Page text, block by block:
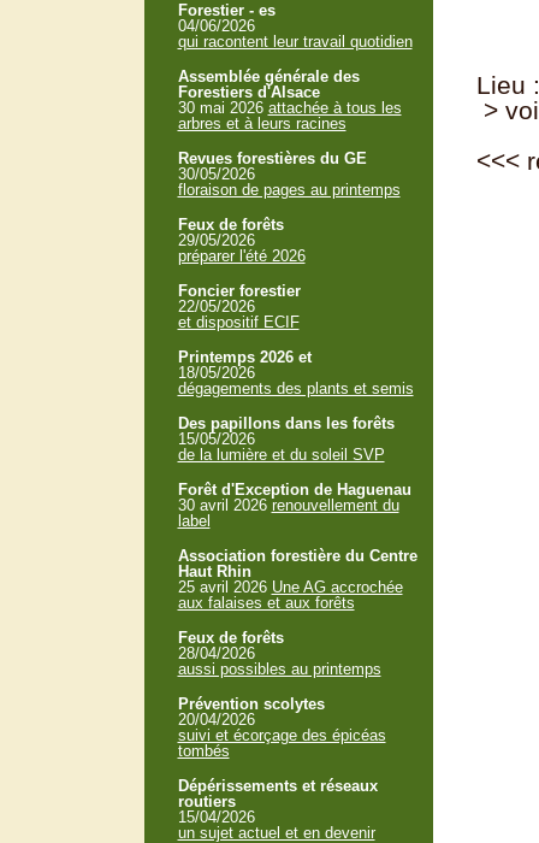
Lieu
>
<<<
Forestier - es
04/06/2026
qui racontent leur travail quotidien
Assemblée générale des
Forestiers d'Alsace
30 mai 2026 attachée à tous les
arbres et à leurs racines
Revues forestières du GE
30/05/2026
floraison de pages au printemps
Feux de forêts
29/05/2026
préparer l'été 2026
Foncier forestier
22/05/2026
et dispositif ECIF
Printemps 2026 et
18/05/2026
dégagements des plants et semis
Des papillons dans les forêts
15/05/2026
de la lumière et du soleil SVP
Forêt d'Exception de Haguenau
30 avril 2026 renouvellement du
label
Association forestière du Centre
Haut Rhin
25 avril 2026 Une AG accrochée
aux falaises et aux forêts
Feux de forêts
28/04/2026
aussi possibles au printemps
Prévention scolytes
20/04/2026
suivi et écorçage des épicéas
tombés
Dépérissements et réseaux
routiers
15/04/2026
un sujet actuel et en devenir